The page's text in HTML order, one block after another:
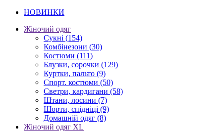
НОВИНКИ
Жіночий одяг
Сукні (154)
Комбінезони (30)
Костюми (111)
Блузки, сорочки (129)
Куртки, пальто (9)
Спорт. костюми (50)
Светри, кардигани (58)
Штани, лосини (7)
Шорти, спідніці (9)
Домашній одяг (8)
Жіночий одяг XL